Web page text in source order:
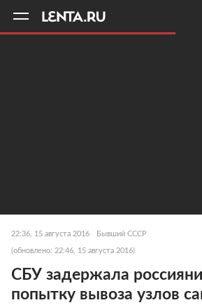
22:36, 15 августа 2016 Бывший СССР
(обновлено: 22:46, 15 августа 2016)
СБУ задержала
попытку вывоза узлов